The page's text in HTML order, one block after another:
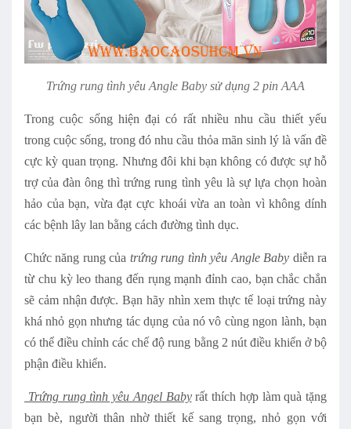
Trứng rung tình yêu Angle Baby sử dụng 2 pin AAA
Trong cuộc sống hiện đại có rất nhiều nhu cầu thiết yếu
trong cuộc sống, trong đó nhu cầu thỏa mãn sinh lý là vấn đề
cực kỳ quan trọng. Nhưng đôi khi bạn không có được sự hỗ
trợ của đàn ông thì trứng rung tình yêu là sự lựa chọn hoàn
hảo của bạn, vừa đạt cực khoái vừa an toàn vì không dính
các bệnh lây lan bằng cách đường tình dục.
Chức năng rung của trứng rung tình yêu Angle Baby diễn ra
từ chu kỳ leo thang đến rụng mạnh đỉnh cao, bạn chắc chắn
sẽ cảm nhận được. Bạn hãy nhìn xem thực tế loại trứng này
khá nhỏ gọn nhưng tác dụng của nó vô cùng ngon lành, bạn
có thể điều chỉnh các chế độ rung bằng 2 nút điều khiển ở bộ
phận điều khiển.
Trứng rung tình yêu Angel Babyrất thích hợp làm quà tặng
bạn bè, người thân nhờ thiết kế sang trọng,nhỏ gọn với